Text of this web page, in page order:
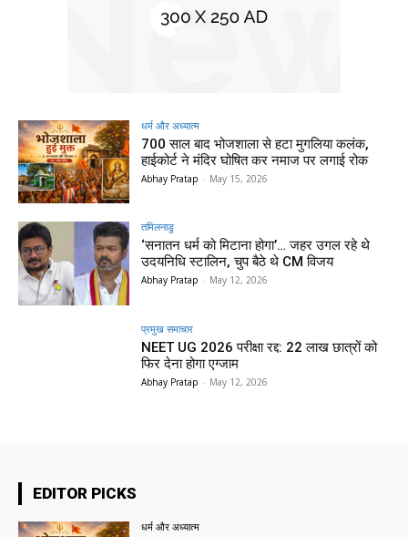
धर्म और अध्यात्म
700 साल बाद भोजशाला से हटा मुगलिया कलंक,
हाईकोर्ट ने मंदिर घोषित कर नमाज पर लगाई रोक
Abhay Pratap - May 15, 2026
तमिलनाडु
‘सनातन धर्म को मिटाना होगा’… जहर उगल रहे थे
उदयनिधि स्टालिन, चुप बैठे थे CM विजय
Abhay Pratap - May 12, 2026
प्रमुख समाचार‎
NEET UG 2026 परीक्षा रद्द: 22 लाख छात्रों को
फिर देना होगा एग्जाम
Abhay Pratap - May 12, 2026
EDITOR PICKS
धर्म और अध्यात्म